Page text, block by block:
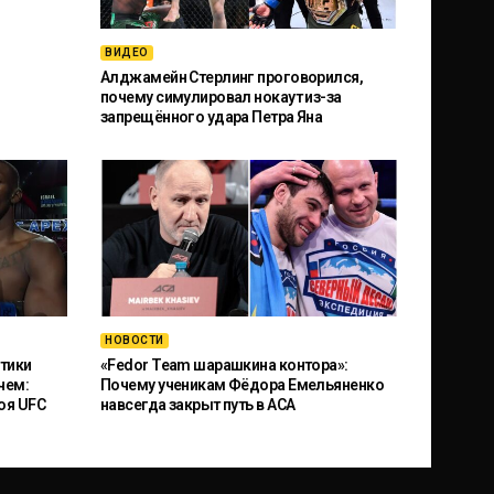
ВИДЕО
Алджамейн Стерлинг проговорился,
почему симулировал нокаут из-за
запрещённого удара Петра Яна
UFC
НОВОСТИ
«Fedor Team шарашкина контора»:
Почему ученикам Фёдора Емельяненко
навсегда закрыт путь в ACA